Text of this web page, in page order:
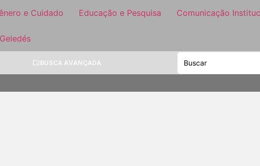
e Cuidado Educação e Pesquisa Comunicação
BUSCA AVANÇADA